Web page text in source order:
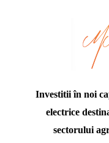
Investitii în noi
electrice
sectorului